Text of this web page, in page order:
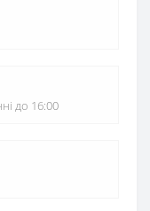
до 16:00